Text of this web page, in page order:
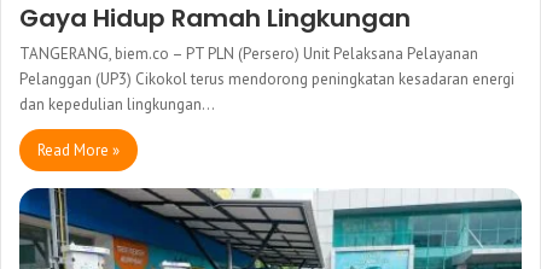
Gaya Hidup Ramah Lingkungan
TANGERANG, biem.co – PT PLN (Persero) Unit Pelaksana Pelayanan
Pelanggan (UP3) Cikokol terus mendorong peningkatan kesadaran energi
dan kepedulian lingkungan…
Read More »